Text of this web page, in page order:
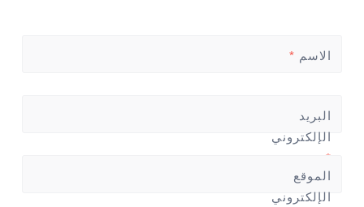
الاسم *
البريد
الإلكتروني
*
الموقع
الإلكتروني